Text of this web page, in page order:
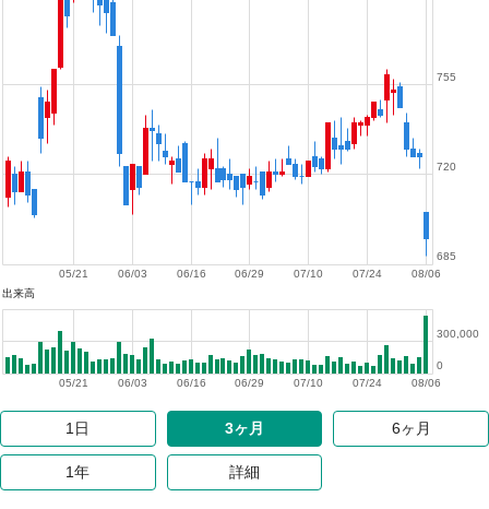
08/06
07/24
07/10
06/29
06/16
06/03
05/21
685
720
755
出来高
08/06
07/24
07/10
06/29
06/16
06/03
05/21
0
300,000
1日 3ヶ月 6ヶ月
1年 詳細